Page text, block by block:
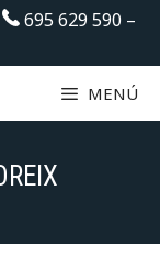
695 629 590 –
MENÚ